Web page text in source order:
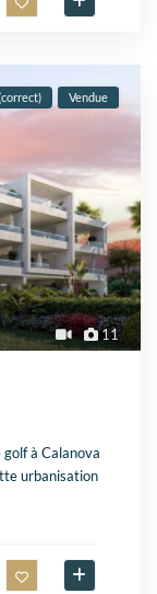
11
Vendue
à Calanova
urbanisation